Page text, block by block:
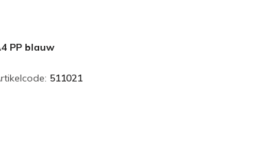
PP blauw
511021